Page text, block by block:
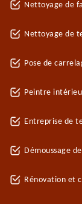
Nettoyage de
Nettoyage de
Pose de
Peintre
Entreprise de
Démoussage
Rénovation et